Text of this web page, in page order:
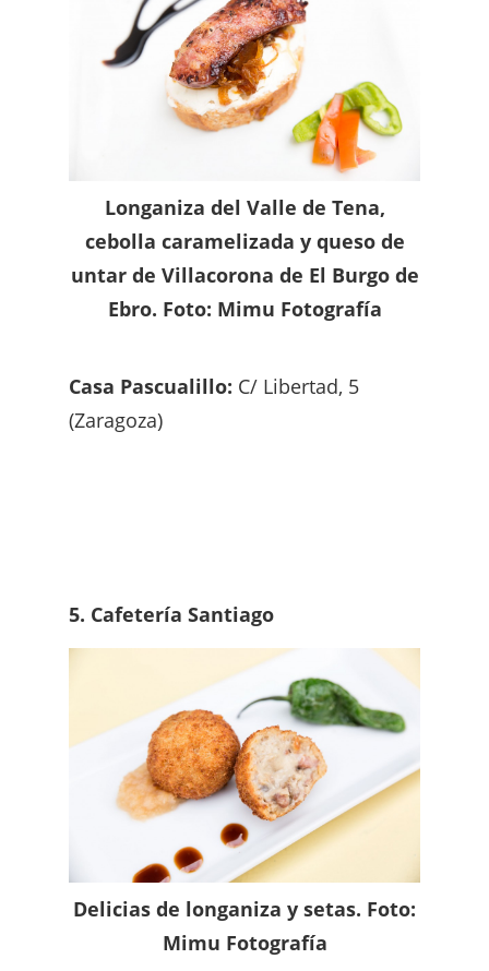
Longaniza del Valle de Tena,
cebolla caramelizada y queso de
untar de Villacorona de El Burgo de
Ebro. Foto: Mimu Fotografía
Casa Pascualillo: C/ Libertad, 5
(Zaragoza)
5. Cafetería Santiago
Delicias de longaniza y setas. Foto:
Mimu Fotografía